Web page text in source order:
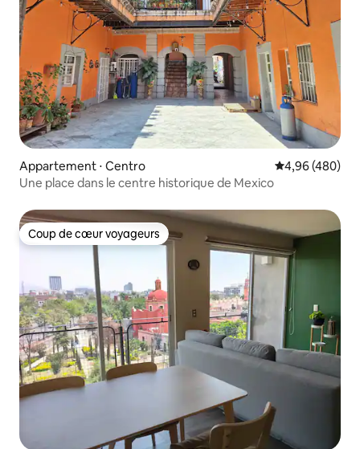
Appartement ⋅ Centro Évaluation
4,96 (480)
Une place dans le centre historique de Mexico
Coup de cœur voyageurs
Coup de cœur voyageurs